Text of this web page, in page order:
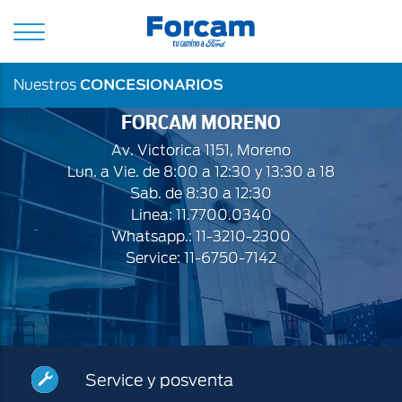
menú
de
navegación
principal
de
Ford
Nuestros CONCESIONARIOS
FORCAM MORENO
Av. Victorica 1151, Moreno
Lun. a Vie. de 8:00 a 12:30 y 13:30 a 18
Sab. de 8:30 a 12:30
Linea: 11.7700.0340
Whatsapp.: 11-3210-2300
Service: 11-6750-7142
Service
Service y posventa